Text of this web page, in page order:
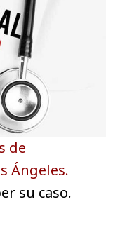
de
Ángeles.
su caso.